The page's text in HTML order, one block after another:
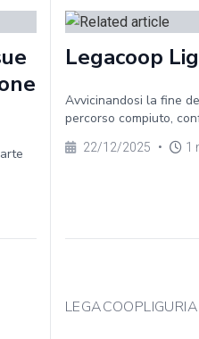
Legacoop
Avvicinandosi la fine
percorso compiuto,
22/12/2025 • 1
LEGACOOPLIGURIA